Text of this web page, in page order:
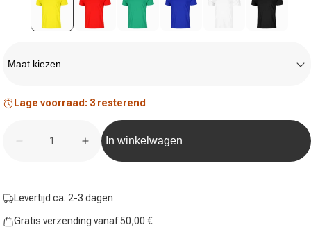
Maat kiezen
Lage voorraad: 3 resterend
Hoeveelheid voor Teamline T-shirt Heren-Geel
Hoeveelheid voor Teamline T-shirt
In winkelwagen
Levertijd ca. 2-3 dagen
Gratis verzending vanaf 50,00 €